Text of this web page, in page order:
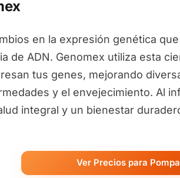
en la expresión genética
de ADN. Genomex utiliza esta
tus genes, mejorando
y el envejecimiento. Al
integral y un bienestar
Ver Precios para